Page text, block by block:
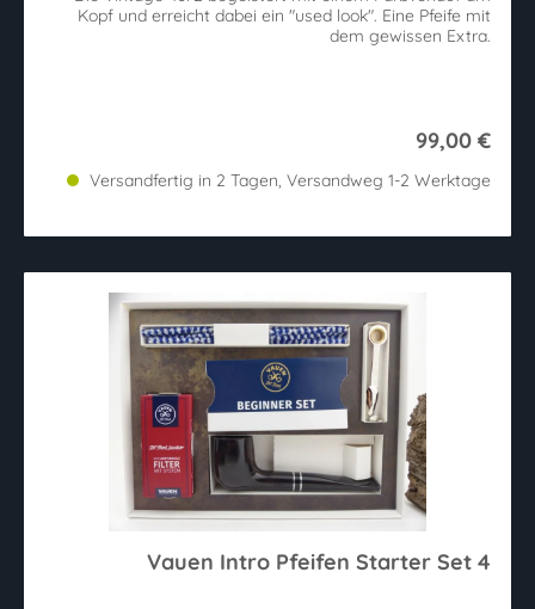
Kopf und erreicht dabei ein "used look". Eine Pfeife mit
dem gewissen Extra.
99,00 €
Versandfertig in 2 Tagen, Versandweg 1-2 Werktage
Vauen Intro Pfeifen Starter Set 4